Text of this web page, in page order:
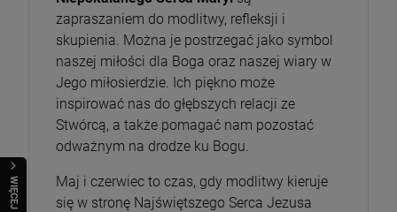
WIĘCEJ
zapraszaniem do modlitwy, refleksji i
skupienia. Można je postrzegać jako symbol
naszej miłości dla Boga oraz naszej wiary w
Jego miłosierdzie. Ich piękno może
inspirować nas do głębszych relacji ze
Stwórcą, a także pomagać nam pozostać
odważnym na drodze ku Bogu.
Maj i czerwiec to czas, gdy modlitwy kieruje
się w stronę Najświętszego Serca Jezusa